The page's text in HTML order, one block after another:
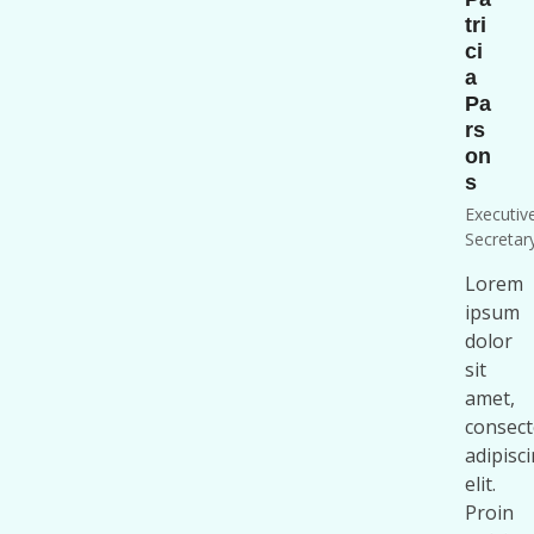
tri
ci
a
Pa
rs
on
s
Lorem
ipsum
dolor
sit
amet,
elit.
Proin